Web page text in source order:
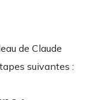
de Claude
suivantes :